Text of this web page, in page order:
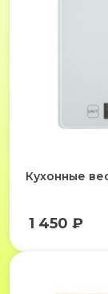
Кухонные
1 450 ₽